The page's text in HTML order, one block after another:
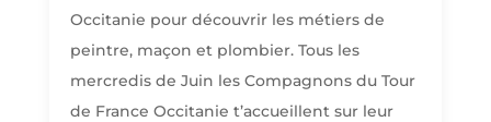
Occitanie pour découvrir les métiers de
peintre, maçon et plombier. Tous les
mercredis de Juin les Compagnons du Tour
de France Occitanie t’accueillent sur leur